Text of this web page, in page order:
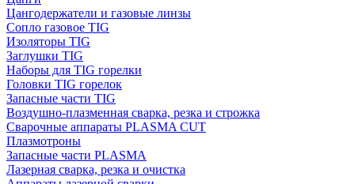
Цангодержатели и газовые линзы
Сопло газовое TIG
Изоляторы TIG
Заглушки TIG
Наборы для TIG горелки
Головки TIG горелок
Запасные части TIG
Воздушно-плазменная сварка, резка и строжка
Сварочные аппараты PLASMA CUT
Плазмотроны
Запасные части PLASMA
Лазерная сварка, резка и очистка